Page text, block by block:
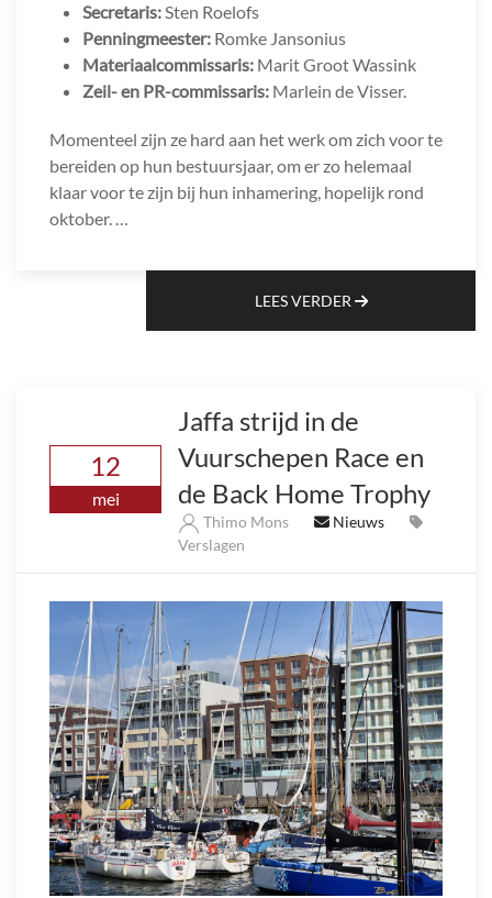
Secretaris:Sten Roelofs
Penningmeester: Romke Jansonius
Materiaalcommissaris: Marit Groot Wassink
Zeil- en PR-commissaris: Marlein de Visser.
Momenteel zijn ze hard aan het werk om zich voor te
bereiden op hun bestuursjaar, om er zo helemaal
klaar voor te zijn bij hun inhamering, hopelijk rond
oktober. …
LEES VERDER
12
mei
Jaffa strijd in de
Vuurschepen Race en
de Back Home Trophy
Thimo Mons
Nieuws
Verslagen